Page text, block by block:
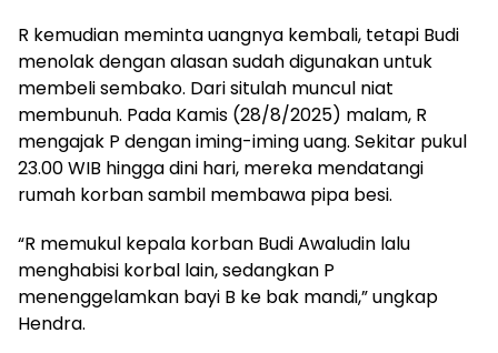
R kemudian meminta uangnya kembali, tetapi Budi
menolak dengan alasan sudah digunakan untuk
membeli sembako. Dari situlah muncul niat
membunuh. Pada Kamis (28/8/2025) malam, R
mengajak P dengan iming-iming uang. Sekitar pukul
23.00 WIB hingga dini hari, mereka mendatangi
rumah korban sambil membawa pipa besi.
“R memukul kepala korban Budi Awaludin lalu
menghabisi korbal lain, sedangkan P
menenggelamkan bayi B ke bak mandi,” ungkap
Hendra.